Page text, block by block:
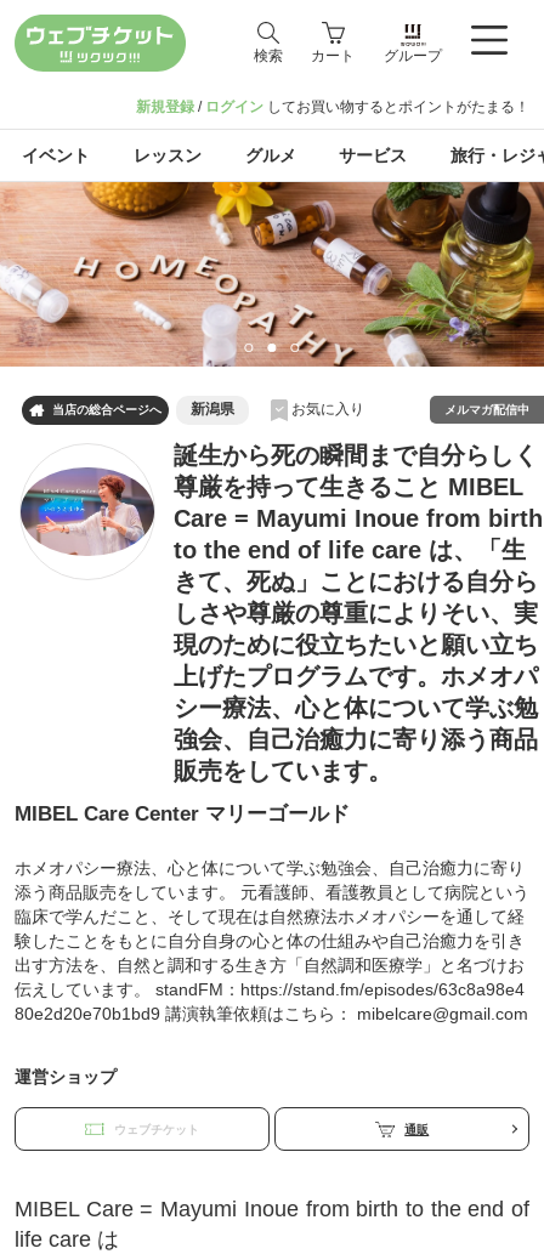
検索 カート グループ
新規登録 / ログイン してお買い物するとポイントがたまる！
イベント レッスン グルメ サービス 旅行・レジ
 当店の総合ページへ 新潟県 お気に入り メルマガ配信中
誕生から死の瞬間まで自分らしく
尊厳を持って生きること MIBEL
Care = Mayumi Inoue from birth
to the end of life care は、「生
きて、死ぬ」ことにおける自分ら
しさや尊厳の尊重によりそい、実
現のために役立ちたいと願い立ち
上げたプログラムです。ホメオパ
シー療法、心と体について学ぶ勉
強会、自己治癒力に寄り添う商品
販売をしています。
MIBEL Care Center マリーゴールド
ホメオパシー療法、心と体について学ぶ勉強会、自己治癒力に寄り
添う商品販売をしています。 元看護師、看護教員として病院という
臨床で学んだこと、そして現在は自然療法ホメオパシーを通して経
験したことをもとに自分自身の心と体の仕組みや自己治癒力を引き
出す方法を、自然と調和する生き方「自然調和医療学」と名づけお
伝えしています。 standFM：https://stand.fm/episodes/63c8a98e4
80e2d20e70b1bd9 講演執筆依頼はこちら： mibelcare@gmail.com
運営ショップ
ウェブチケット 通販
MIBEL Care = Mayumi Inoue from birth to the end of
life care は